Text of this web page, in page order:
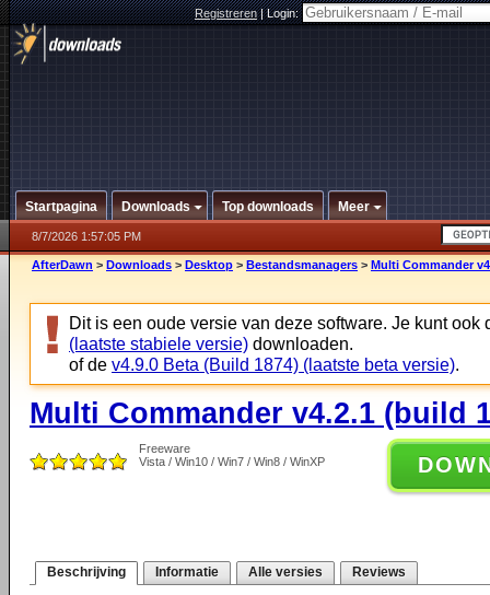
Registreren|Login:
Startpagina Downloads Top downloads Meer
8/7/2026 1:57:05 PM
AfterDawn > Downloads > Desktop > Bestandsmanagers > Multi Commander
Dit is een oude versie van deze software. Je kunt ook
(laatste stabiele versie) downloaden.
of de v4.9.0 Beta (Build 1874) (laatste beta versie).
Multi Commander v4.2.1 (build
Freeware
Vista / Win10 / Win7 / Win8 / WinXP
Beschrijving Informatie Alle versies Reviews